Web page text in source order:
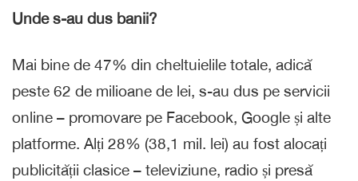
Unde s-au dus banii?
Mai bine de 47% din cheltuielile totale, adică
peste 62 de milioane de lei, s-au dus pe servicii
online – promovare pe Facebook, Google și alte
platforme. Alți 28% (38,1 mil. lei) au fost alocați
publicității clasice – televiziune, radio și presă